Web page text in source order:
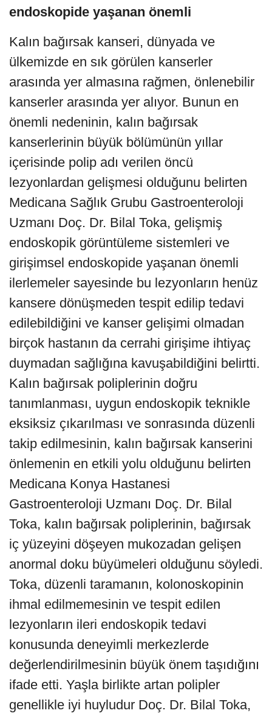
endoskopide yaşanan önemli
Kalın bağırsak kanseri, dünyada ve
ülkemizde en sık görülen kanserler
arasında yer almasına rağmen, önlenebilir
kanserler arasında yer alıyor. Bunun en
önemli nedeninin, kalın bağırsak
kanserlerinin büyük bölümünün yıllar
içerisinde polip adı verilen öncü
lezyonlardan gelişmesi olduğunu belirten
Medicana Sağlık Grubu Gastroenteroloji
Uzmanı Doç. Dr. Bilal Toka, gelişmiş
endoskopik görüntüleme sistemleri ve
girişimsel endoskopide yaşanan önemli
ilerlemeler sayesinde bu lezyonların henüz
kansere dönüşmeden tespit edilip tedavi
edilebildiğini ve kanser gelişimi olmadan
birçok hastanın da cerrahi girişime ihtiyaç
duymadan sağlığına kavuşabildiğini belirtti.
Kalın bağırsak poliplerinin doğru
tanımlanması, uygun endoskopik teknikle
eksiksiz çıkarılması ve sonrasında düzenli
takip edilmesinin, kalın bağırsak kanserini
önlemenin en etkili yolu olduğunu belirten
Medicana Konya Hastanesi
Gastroenteroloji Uzmanı Doç. Dr. Bilal
Toka, kalın bağırsak poliplerinin, bağırsak
iç yüzeyini döşeyen mukozadan gelişen
anormal doku büyümeleri olduğunu söyledi.
Toka, düzenli taramanın, kolonoskopinin
ihmal edilmemesinin ve tespit edilen
lezyonların ileri endoskopik tedavi
konusunda deneyimli merkezlerde
değerlendirilmesinin büyük önem taşıdığını
ifade etti. Yaşla birlikte artan polipler
genellikle iyi huyludur Doç. Dr. Bilal Toka,